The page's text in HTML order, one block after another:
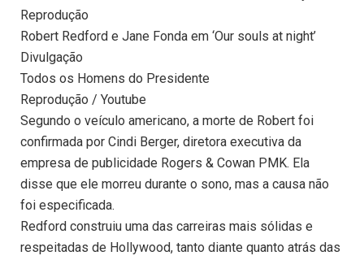
Reprodução
Robert Redford e Jane Fonda em ‘Our souls at night’
Divulgação
Todos os Homens do Presidente
Reprodução / Youtube
Segundo o veículo americano, a morte de Robert foi
confirmada por Cindi Berger, diretora executiva da
empresa de publicidade Rogers & Cowan PMK. Ela
disse que ele morreu durante o sono, mas a causa não
foi especificada.
Redford construiu uma das carreiras mais sólidas e
respeitadas de Hollywood, tanto diante quanto atrás das